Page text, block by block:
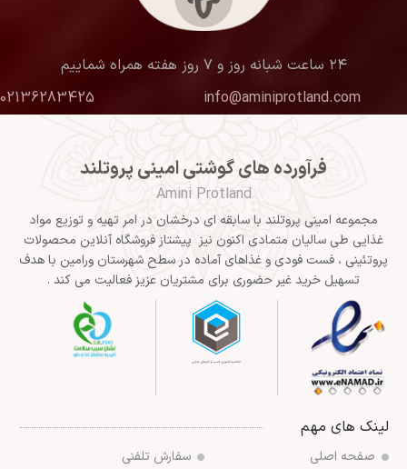
۲۴ ساعت شبانه روز و ۷ روز هفته همراه شماییم
info@aminiprotland.com
02136283425
فرآورده های گوشتی امینی پروتلند
Amini Protland
مجموعه امینی پروتلند با سابقه ای درخشان در امر تهیه و توزیع مواد
غذایی طی سالیان متمادی اکنون نیز پیشتاز فروشگاه آنلاین محصولات
پروتئینی ، فست فودی و غذاهای آماده در سطح شهرستان ورامین با هدف
تسهیل خرید غیر حضوری برای مشتریان عزیز فعالیت می کند .
لینک های مهم
صفحه اصلی
سفارش تلفنی